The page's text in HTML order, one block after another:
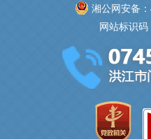
湘公网安备
网站标识